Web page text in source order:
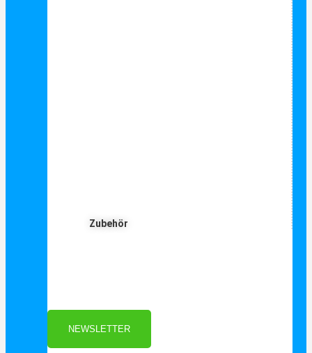
Zubehör
Als Danke schön für Ihre Anmeldung
NEWSLETTER